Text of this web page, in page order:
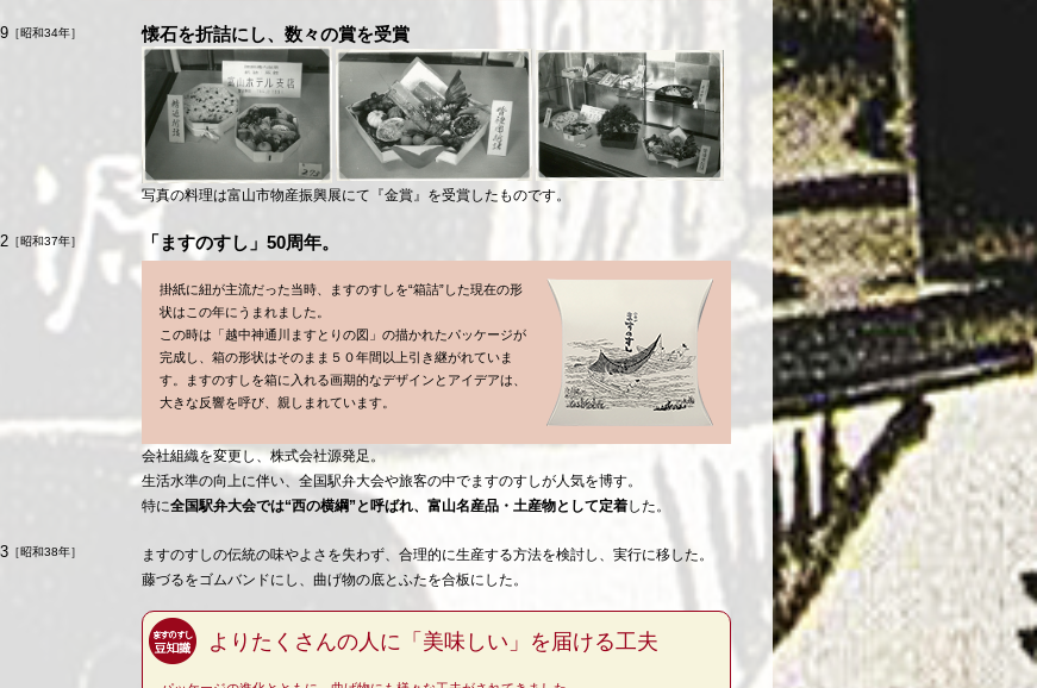
［昭和34年］ 懐石を折詰にし、数々の賞を受賞
写真の料理は富山市物産振興展にて『金賞』を受賞したものです。
［昭和37年］ 「ますのすし」50周年。
掛紙に紐が主流だった当時、ますのすしを“箱詰”した現在の形
状はこの年にうまれました。
この時は「越中神通川ますとりの図」の描かれたパッケージが
完成し、箱の形状はそのまま５０年間以上引き継がれていま
す。ますのすしを箱に入れる画期的なデザインとアイデアは、
大きな反響を呼び、親しまれています。
会社組織を変更し、株式会社源発足。
生活水準の向上に伴い、全国駅弁大会や旅客の中でますのすしが人気を博す。
特に全国駅弁大会では“西の横綱”と呼ばれ、富山名産品・土産物として定着した。
［昭和38年］
ますのすしの伝統の味やよさを失わず、合理的に生産する方法を検討し、実行に移した。
藤づるをゴムバンドにし、曲げ物の底とふたを合板にした。
よりたくさんの人に「美味しい」を届ける工夫